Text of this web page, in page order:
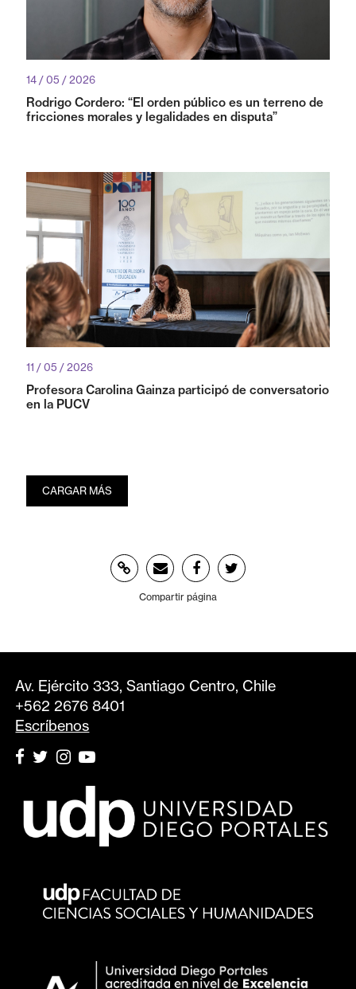
14 / 05 / 2026
Rodrigo Cordero: “El orden público es un terreno de
fricciones morales y legalidades en disputa”
11 / 05 / 2026
Profesora Carolina Gainza participó de conversatorio
en la PUCV
CARGAR MÁS
Compartir página
Av. Ejército 333, Santiago Centro, Chile
+562 2676 8401
Escríbenos